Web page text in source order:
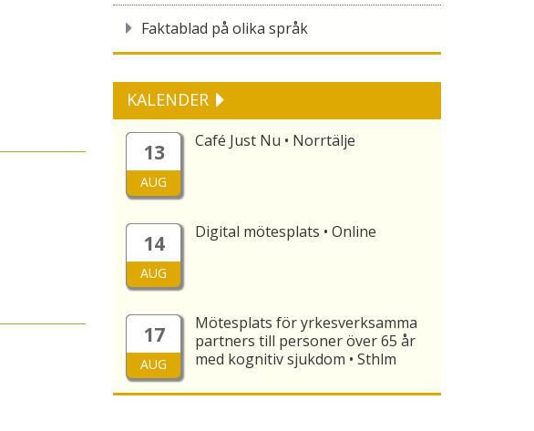
Faktablad på olika språk
KALENDER
13
AUG
Café Just Nu • Norrtälje
14
AUG
Digital mötesplats • Online
17
AUG
Mötesplats för yrkesverksamma
partners till personer över 65 år
med kognitiv sjukdom • Sthlm